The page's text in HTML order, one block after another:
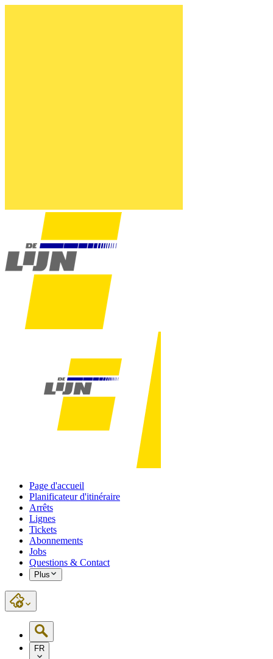
Page d'accueil
Planificateur d'itinéraire
Arrêts
Lignes
Tickets
Abonnements
Jobs
Questions & Contact
Plus
FR